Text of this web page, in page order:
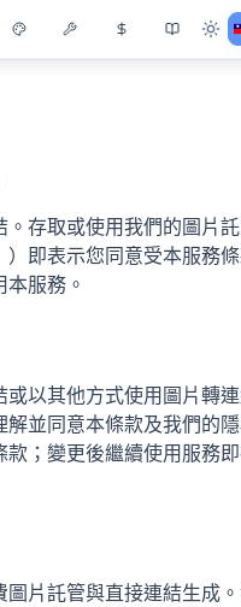
。存取或使用我們的圖片
即表示您同意受本服務條
服務。
或以其他方式使用圖片轉
並同意本條款及我們的隱
款；變更後繼續使用服務
圖片託管與直接連結生成